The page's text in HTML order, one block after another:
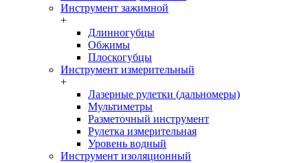
Инструмент зажимной
+
Длинногубцы
Обжимы
Плоскогубцы
Инструмент измерительный
+
Лазерные рулетки (дальномеры)
Мультиметры
Разметочный инструмент
Рулетка измерительная
Уровень водный
Инструмент изоляционный